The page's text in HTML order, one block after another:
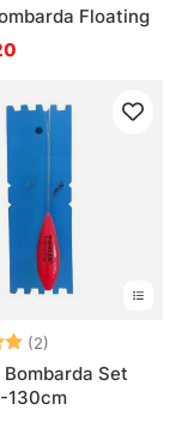
Floating
(2)
Set
130cm